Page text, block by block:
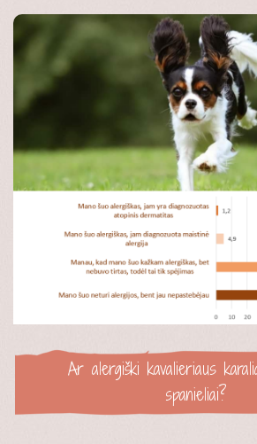
Ar alergiški kavalieriaus
spanieliai?